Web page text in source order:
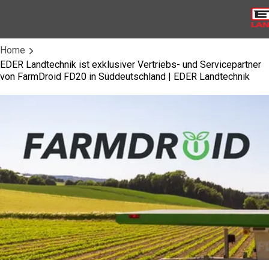
Home
EDER Landtechnik ist exklusiver Vertriebs- und Servicepartner
von FarmDroid FD20 in Süddeutschland | EDER Landtechnik